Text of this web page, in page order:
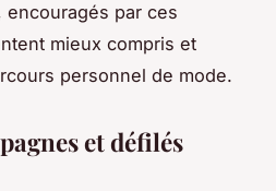
par ces
mieux compris et
personnel de mode.
et défilés